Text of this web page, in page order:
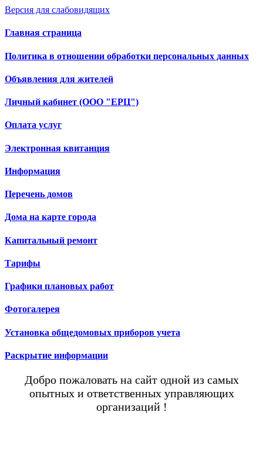
Версия для слабовидящих
Главная страница
Политика в отношении обработки персональных данных
Объявления для жителей
Личный кабинет (ООО "ЕРЦ")
Оплата услуг
Электронная квитанция
Информация
Перечень домов
Дома на карте города
Капитальный ремонт
Тарифы
Графики плановых работ
Фотогалерея
Установка общедомовых приборов учета
Раскрытие информации
Добро пожаловать на сайт одной из самых
опытных и ответственных управляющих
организаций !